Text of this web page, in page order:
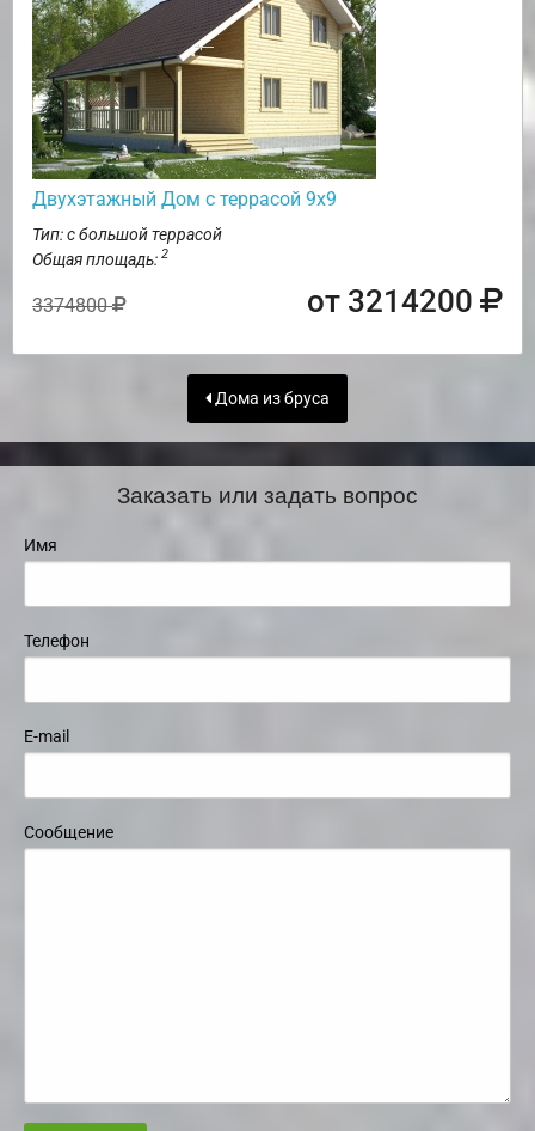
Двухэтажный Дом с террасой 9х9
Тип: с большой террасой
Общая площадь: 2
3374800 от 3214200
Дома из бруса
Заказать или задать вопрос
Имя
Телефон
E-mail
Сообщение